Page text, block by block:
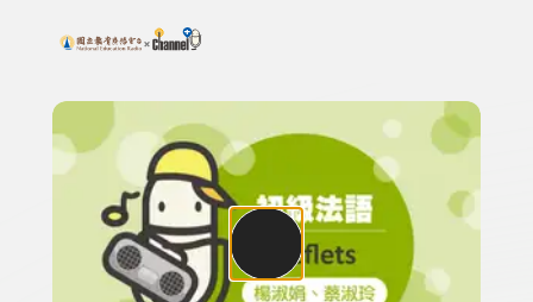
上方功能區塊
搜尋關鍵字：可輸入節目名稱、主持人或關鍵字